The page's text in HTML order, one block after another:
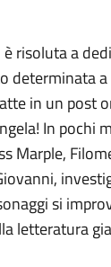
risoluta a
determinata
in un post
In pochi
Marple,
si
letteratura